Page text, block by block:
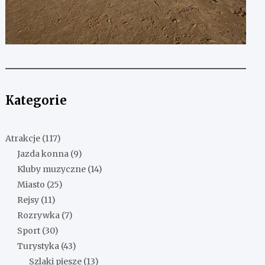
Kategorie
Atrakcje (117)
Jazda konna (9)
Kluby muzyczne (14)
Miasto (25)
Rejsy (11)
Rozrywka (7)
Sport (30)
Turystyka (43)
Szlaki piesze (13)